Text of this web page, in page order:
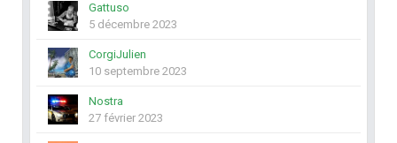
Gattuso
5 décembre 2023
CorgiJulien
10 septembre 2023
Nostra
27 février 2023